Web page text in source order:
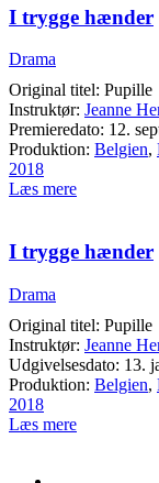
I trygge hænder
Drama
Original titel: Pupille
Instruktør: Jeanne
Premieredato: 12.
Produktion: Belgien,
2018
Læs mere
I trygge hænder
Drama
Original titel: Pupille
Instruktør: Jeanne
Udgivelsesdato: 13.
Produktion: Belgien,
2018
Læs mere